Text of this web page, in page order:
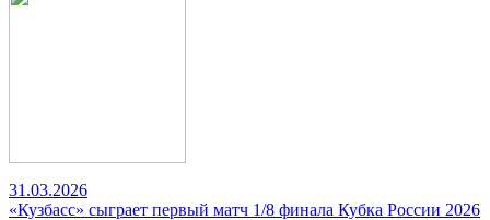
31.03.2026
«Кузбасс» сыграет первый матч 1/8 финала Кубка России 2026